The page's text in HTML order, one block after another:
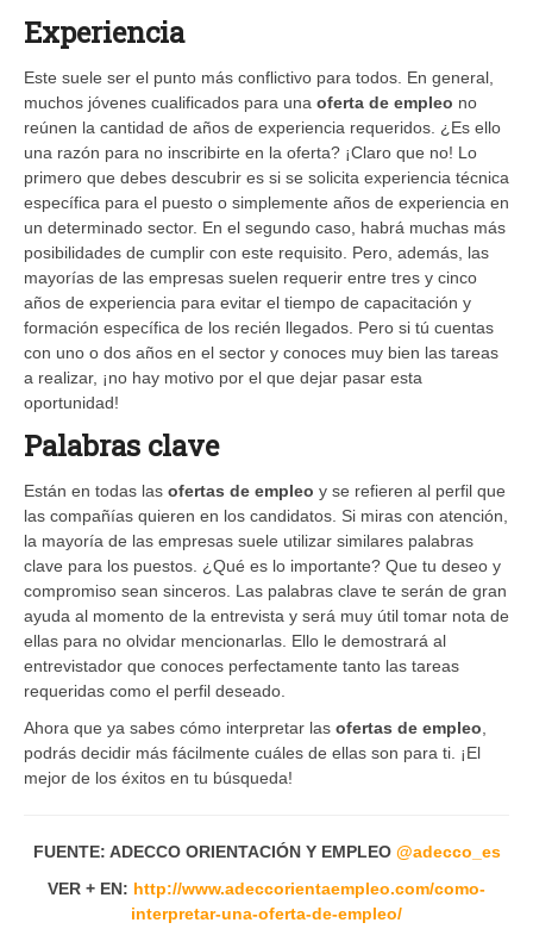
Experiencia
Este suele ser el punto más conflictivo para todos. En general,
muchos jóvenes cualificados para una oferta de empleo no
reúnen la cantidad de años de experiencia requeridos. ¿Es ello
una razón para no inscribirte en la oferta? ¡Claro que no! Lo
primero que debes descubrir es si se solicita experiencia técnica
específica para el puesto o simplemente años de experiencia en
un determinado sector. En el segundo caso, habrá muchas más
posibilidades de cumplir con este requisito. Pero, además, las
mayorías de las empresas suelen requerir entre tres y cinco
años de experiencia para evitar el tiempo de capacitación y
formación específica de los recién llegados. Pero si tú cuentas
con uno o dos años en el sector y conoces muy bien las tareas
a realizar, ¡no hay motivo por el que dejar pasar esta
oportunidad!
Palabras clave
Están en todas las ofertas de empleo y se refieren al perfil que
las compañías quieren en los candidatos. Si miras con atención,
la mayoría de las empresas suele utilizar similares palabras
clave para los puestos. ¿Qué es lo importante? Que tu deseo y
compromiso sean sinceros. Las palabras clave te serán de gran
ayuda al momento de la entrevista y será muy útil tomar nota de
ellas para no olvidar mencionarlas. Ello le demostrará al
entrevistador que conoces perfectamente tanto las tareas
requeridas como el perfil deseado.
Ahora que ya sabes cómo interpretar las ofertas de empleo
podrás decidir más fácilmente cuáles de ellas son para ti. ¡El
mejor de los éxitos en tu búsqueda!
FUENTE: ADECCO ORIENTACIÓN Y EMPLEO @adecco_es
VER + EN: http://www.adeccorientaempleo.com/como-
interpretar-una-oferta-de-empleo/